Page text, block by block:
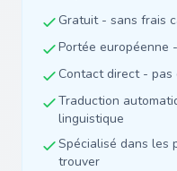
Gratuit - sans frais
Portée européenne
Contact direct - pas
Traduction
linguistique
Spécialisé dans les
trouver